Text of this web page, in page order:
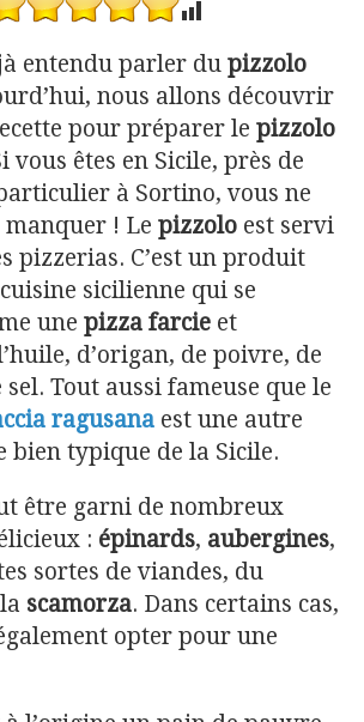
entendu parler du pizzolo
nous allons découvrir
pour préparer le pizzolo
vous êtes en Sicile, près de
à Sortino, vous ne
manquer ! Le pizzolo est servi
pizzerias. C’est un produit
sicilienne qui se
une pizza farcie et
d’origan, de poivre, de
Tout aussi fameuse que le
ragusana est une autre
bien typique de la Sicile.
être garni de nombreux
: épinards, aubergines,
sortes de viandes, du
scamorza. Dans certains cas,
opter pour une